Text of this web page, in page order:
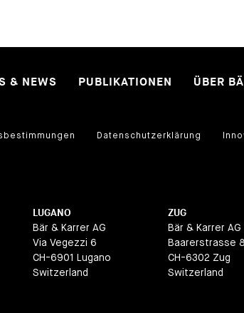
& NEWS PUBLIKATIONEN
ÜBER
Datenschutzerklärung
LUGANO
Bär & Karrer AG
Via Vegezzi 6
CH-6901 Lugano
Switzerland
ZUG
Bär & Karrer AG
Baarerstrasse 8
CH-6302 Zug
Switzerland